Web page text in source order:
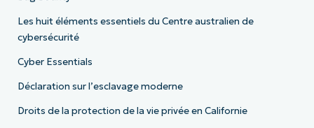
Les huit éléments essentiels du Centre australien de
cybersécurité
Cyber Essentials
Déclaration sur l’esclavage moderne
Droits de la protection de la vie privée en Californie